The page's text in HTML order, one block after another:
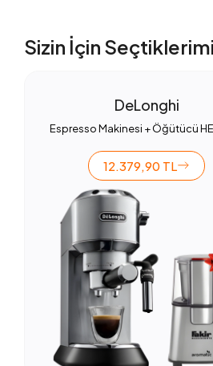
Sizin İçin
DeLonghi
Espresso Makinesi + Öğütücü
12.379,90 TL